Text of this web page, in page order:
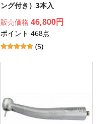
ング付き）3本入
販売価格 46,800円
ポイント 468点
(5)